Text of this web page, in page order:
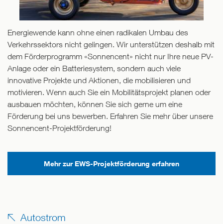
Energiewende kann ohne einen radikalen Umbau des
Verkehrssektors nicht gelingen. Wir unterstützen deshalb mit
dem Förderprogramm «Sonnencent» nicht nur Ihre neue PV-
Anlage oder ein Batteriesystem, sondern auch viele
innovative Projekte und Aktionen, die mobilisieren und
motivieren. Wenn auch Sie ein Mobilitätsprojekt planen oder
ausbauen möchten, können Sie sich gerne um eine
Förderung bei uns bewerben. Erfahren Sie mehr über unsere
Sonnencent-Projektförderung!
Mehr zur EWS-Projektförderung erfahren
Autostrom